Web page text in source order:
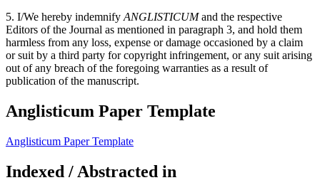
5. I/We hereby indemnifyANGLISTICUMand the respective
Editors of the Journal as mentioned in paragraph 3, and hold them
harmless from any loss, expense or damage occasioned by a claim
or suit by a third party for copyright infringement, or any suit arising
out of any breach of the foregoing warranties as a result of
publication of the manuscript.
Anglisticum Paper Template
Anglisticum Paper Template
Indexed / Abstracted in